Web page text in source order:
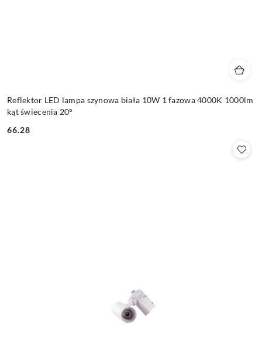
Reflektor LED lampa szynowa biała 10W 1 fazowa 4000K 1000lm
kąt świecenia 20°
Cena:
66.28